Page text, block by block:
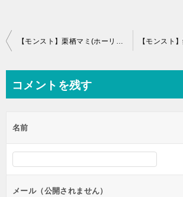
投
ビ
ー
シ
ン
【モンスト】栗栖マミ(ホーリーマミ)の評価と運極適正
コメントを残す
名前
メール（公開されません）